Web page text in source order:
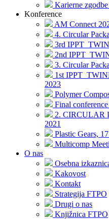
Karierne
Konference
AM Connect
4. Circular
3rd
2nd
3. Circular
1st
2023
Polymer
Final
2. CIRCULAR
2021
Plastic Gears,
Multicomp
O nas
Osebna
Kakovost
Kontakt
Strategija FTPO
Drugi o nas
Knjižnica FTPO